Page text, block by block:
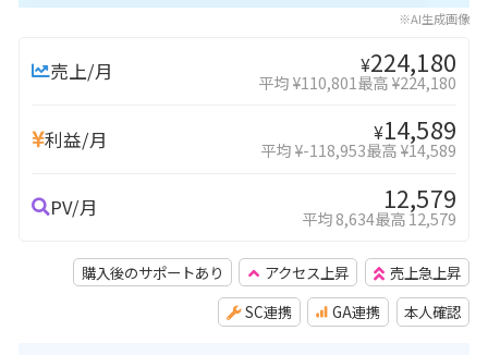
※AI生成画像
売上/月 ¥224,180
平均 ¥110,801最高 ¥224,180
利益/月 ¥14,589
平均 ¥-118,953最高 ¥14,589
PV/月 12,579
平均 8,634最高 12,579
購入後のサポートあり アクセス上昇
売上急上昇
SC連携
GA連携 本人確認